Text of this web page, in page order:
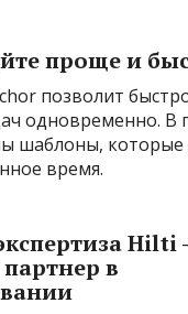
проще и
позволит
одновременно. В
шаблоны, которые
время.
Hilti
в